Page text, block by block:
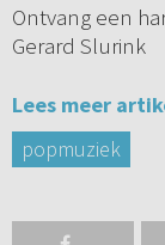
Ontvang een
Gerard Slurink
Lees meer
popmuziek